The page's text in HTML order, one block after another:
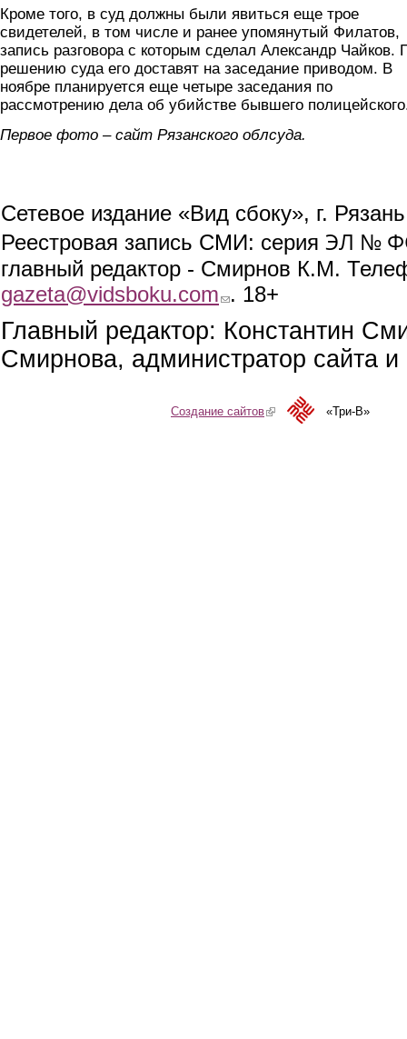
Кроме того, в суд должны были явиться еще трое
свидетелей, в том числе и ранее упомянутый Филатов,
запись разговора с которым сделал Александр Чайков.
решению суда его доставят на заседание приводом. В
ноябре планируется еще четыре заседания по
рассмотрению дела об убийстве бывшего
Первое фото – сайт Рязанского облсуда.
Сетевое издание «Вид сбоку», г.
Реестровая запись СМИ: серия ЭЛ №
главный редактор - Смирнов К.М.
gazeta@vidsboku.com (link sends e-mail)
. 18+
Главный редактор: Константин
Смирнова, администратор сайта
Создание сайтов(link is external)«Три-В»